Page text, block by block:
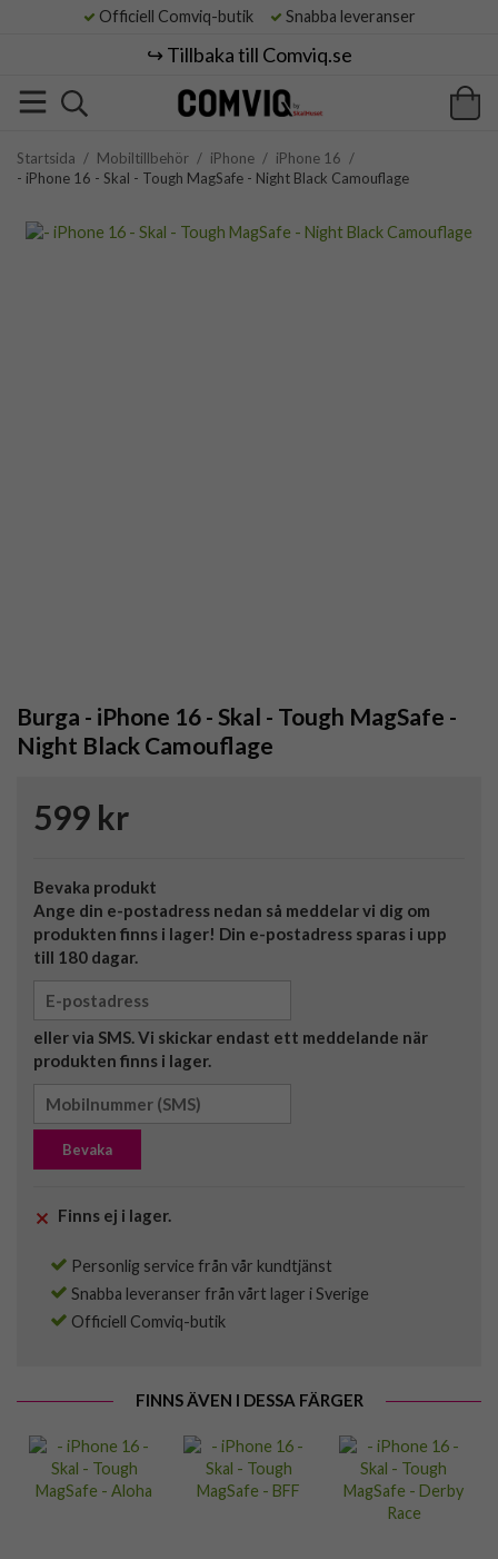
Officiell Comviq-butik Snabba leveranser
↪️ Tillbaka till Comviq.se
Startsida / Mobiltillbehör / iPhone / iPhone 16 /
- iPhone 16 - Skal - Tough MagSafe - Night Black Camouflage
Burga - iPhone 16 - Skal - Tough MagSafe -
Night Black Camouflage
599 kr
Bevaka produkt
Ange din e-postadress nedan så meddelar vi dig om
produkten finns i lager! Din e-postadress sparas i upp
till 180 dagar.
eller via SMS. Vi skickar endast ett meddelande när
produkten finns i lager.
Bevaka
Finns ej i lager.
Personlig service från vår kundtjänst
Snabba leveranser från vårt lager i Sverige
Officiell Comviq-butik
FINNS ÄVEN I DESSA FÄRGER